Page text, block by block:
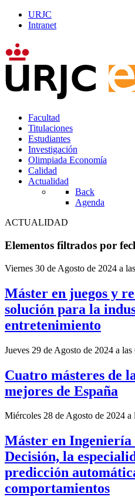
URJC
Intranet
Facultad
Titulaciones
Estudiantes
Investigación
Olimpiada Economía
Calidad
Actualidad
Back
Agenda
ACTUALIDAD
Elementos filtrados por
Viernes 30 de Agosto de 2024 a
Máster en juegos y
solución para la
entretenimiento
Jueves 29 de Agosto de 2024 a las
Cuatro másteres de
mejores de España
Miércoles 28 de Agosto de 2024 a
Máster en Ingeniería
Decisión, la
predicción
comportamientos